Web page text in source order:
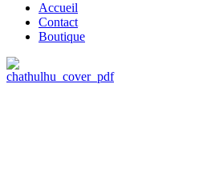
Accueil
Contact
Boutique